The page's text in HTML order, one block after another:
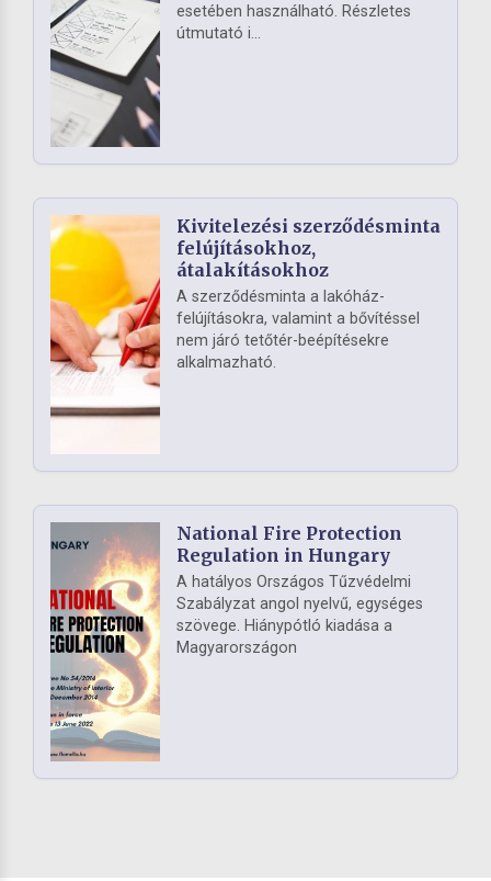
esetében használható. Részletes
útmutató i...
Kivitelezési szerződésminta
felújításokhoz,
átalakításokhoz
A szerződésminta a lakóház-
felújításokra, valamint a bővítéssel
nem járó tetőtér-beépítésekre
alkalmazható.
National Fire Protection
Regulation in Hungary
A hatályos Országos Tűzvédelmi
Szabályzat angol nyelvű, egységes
szövege. Hiánypótló kiadása a
Magyarországon